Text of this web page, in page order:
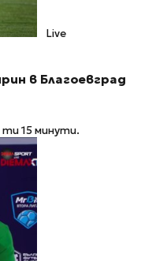
Live
в Благоевград
ти 15 минути.